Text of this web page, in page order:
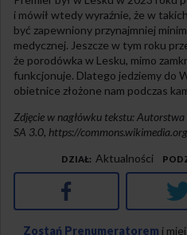
i mówił wtedy wyraźnie, że w
być zapewniony przynajmniej
medycznej. Jeszcze w tym roku
że porodówka w Lesku, mimo
funkcjonuje. Dlatego jedziemy do
obietnice złożone nam podczas
Zdjęcie w nagłówku tekstu:
SA 3.0, https://
DZIAŁ Aktualności
Facebook
Zostań Prenumeratorem i